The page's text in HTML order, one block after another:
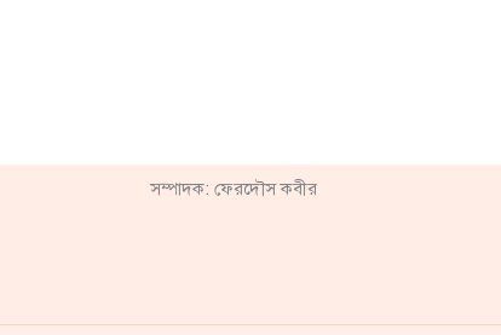
সম্পাদক: ফেরদৌস কবীর